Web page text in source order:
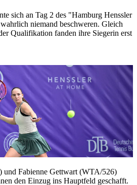
sich an Tag 2 des "Hamburg Henssler
niemand beschweren. Gleich
Qualifikation fanden ihre Siegerin erst
Fabienne Gettwart (WTA/526)
den Einzug ins Hauptfeld geschafft.